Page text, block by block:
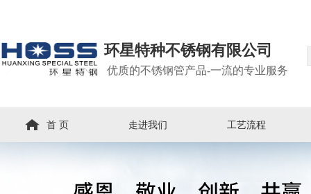
环星特种不锈钢有限公司
优质的不锈钢管产品-一流的专业服务
首 页 走进我们 工艺流程